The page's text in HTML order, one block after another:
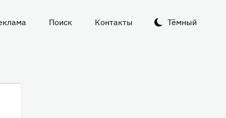
Тёмный
Поиск Контакты